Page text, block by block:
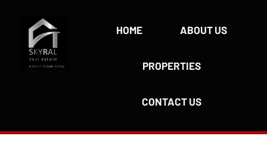
HOME ABOUT US
PROPERTIES
CONTACT US